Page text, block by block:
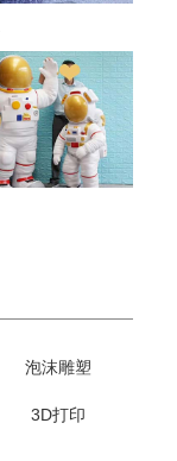
泡沫雕塑
3D打印